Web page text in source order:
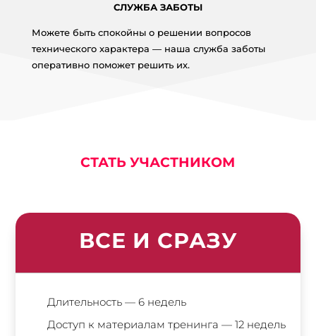
СЛУЖБА ЗАБОТЫ
Можете быть спокойны о решении вопросов
технического характера — наша служба заботы
оперативно поможет решить их.
СТАТЬ УЧАСТНИКОМ
ВСЕ И СРАЗУ
Длительность — 6 недель
Доступ к материалам тренинга — 12 недель